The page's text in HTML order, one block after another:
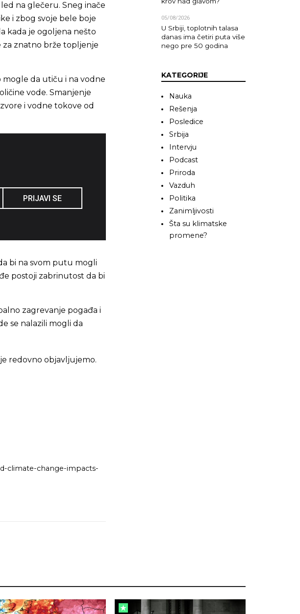
na glečeru. Sneg inače
i zbog svoje bele boje
kada je ogoljena nešto
za znatno brže topljenje
da utiču i na vodne
vode. Smanjenje
i vodne tokove od
PRIJAVI SE
bi na svom putu mogli
postoji zabrinutost da bi
zagrevanje pogađa i
se nalazili mogli da
redovno objavljujemo.
climate-change-impacts-
05/08/2026
U Srbiji, toplotnih talasa
danas ima četiri puta više
nego pre 50 godina
KATEGORIJE
Nauka
Rešenja
Posledice
Srbija
Intervju
Podcast
Priroda
Vazduh
Politika
Zanimljivosti
Šta su klimatske
promene?